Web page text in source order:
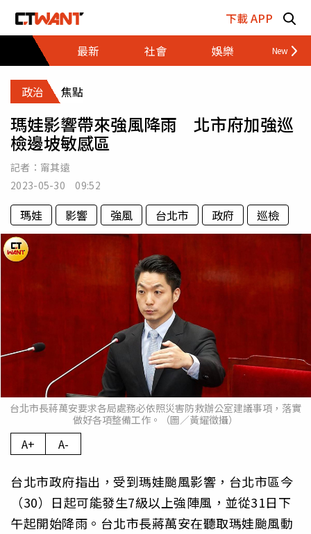
下載 APP
最新
社會 娛樂 財經
政治 焦點
瑪娃影響帶來強風降雨 北市府加強巡
檢邊坡敏感區
記者： 甯其遠
2023-05-30 09:52
瑪娃 影響 強風 台北市 政府 巡檢
台北市長蔣萬安要求各局處務必依照災害防救辦公室建議事項，落實
做好各項整備工作。（圖／黃耀徵攝）
A+ A-
台北市政府指出，受到瑪娃颱風影響，台北市區今
（30）日起可能發生7級以上強陣風，並從31日下
午起開始降雨。台北市長蔣萬安在聽取瑪娃颱風動